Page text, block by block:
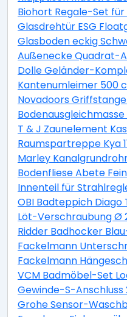
Biohort Regale-Set
Glasdrehtür ESG
Glasboden eckig
Außenecke Quadrat-
Dolle Geländer-
Kantenumleimer 500
Novadoors
T & J Zaunelement
Raumspartreppe Kya
Marley
Bodenfliese Abete
Innenteil für
OBI Badteppich Diago
Löt-Verschraubung Ø
Ridder Badhocker
Fackelmann
Fackelmann
VCM Badmöbel-Set
Gewinde-S-Anschluss
Grohe Sensor-